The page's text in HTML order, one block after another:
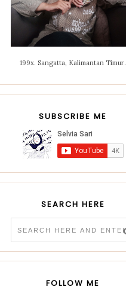
199x. Sangatta, Kalimantan Timur.
SUBSCRIBE ME
SEARCH HERE
FOLLOW ME